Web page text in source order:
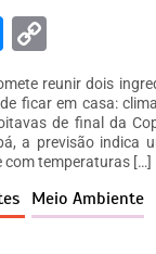
M
s
s
e
n
p
y
Li
n
reunir dois
ficar em casa:
de final da
a previsão indica
com temperaturas […]
Meio Ambiente